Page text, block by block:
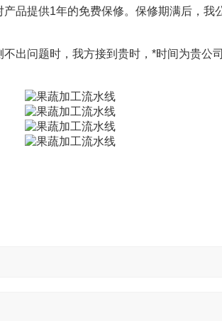
提供1年的免费保修。保修期满后，我
问题时，我方接到贵时，*时间为贵公